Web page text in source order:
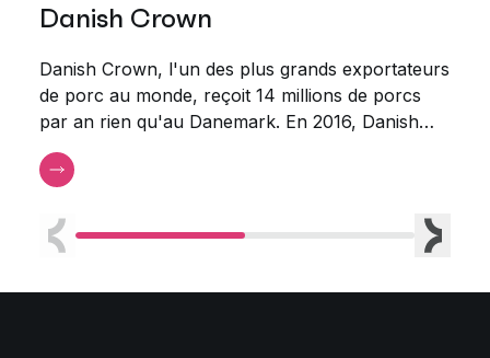
Danish Crown
Danish Crown, l'un des plus grands exportateurs
de porc au monde, reçoit 14 millions de porcs
par an rien qu'au Danemark. En 2016, Danish
Crown a acquis un système de planification des
transports auprès d'AMCS et l'a mis à la
était de réduire les coûts de transport, d'avoir
une vue d'ensemble en temps réel du transport
Précédent